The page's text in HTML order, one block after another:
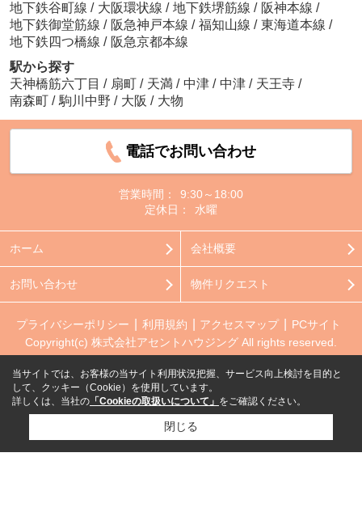
地下鉄谷町線 / 大阪環状線 / 地下鉄堺筋線 / 阪神本線 /
地下鉄御堂筋線 / 阪急神戸本線 / 福知山線 / 東海道本線 /
地下鉄四つ橋線 / 阪急京都本線
駅から探す
天神橋筋六丁目 / 扇町 / 天満 / 中津 / 中津 / 天王寺 /
南森町 / 駒川中野 / 大阪 / 大物
電話でお問い合わせ
営業時間：
9:30～18:00
定休日：
水曜
ホーム 会社概要
お問い合わせ 物件リクエスト
プライバシーポリシー 利用規約 アクセスマップ
PCサイト
Copyright(c) 株式会社アセントハウジング All rights reserved.
当サイトでは、お客様の当サイト利用状況把握、サービス向上検討を目的と
して、クッキー（Cookie）を使用しています。
詳しくは、当社の 「Cookieの取扱いについて」 をご確認ください。
閉じる